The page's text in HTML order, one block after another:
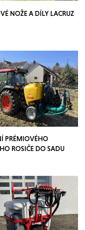
NOŽE A DÍLY LACRUZ
PRÉMIOVÉHO
ROSIČE DO SADU